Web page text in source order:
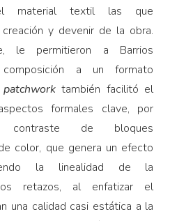
material textil las que
y devenir de la obra.
le permitieron a Barrios
a un formato
patchworktambién facilitó el
formales clave, por
de bloques
color, que genera un efecto
la linealidad de la
retazos, al enfatizar el
una calidad casi estática a la